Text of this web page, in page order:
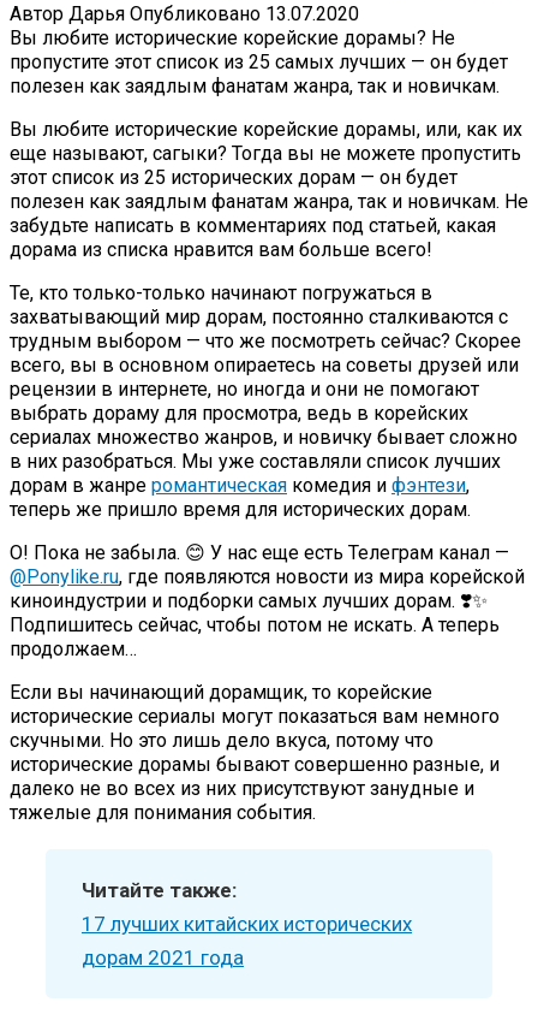
Автор Дарья Опубликовано 13.07.2020
Вы любите исторические корейские дорамы? Не
пропустите этот список из 25 самых лучших — он будет
полезен как заядлым фанатам жанра, так и новичкам.
Вы любите исторические корейские дорамы, или, как их
еще называют, сагыки? Тогда вы не можете пропустить
этот список из 25 исторических дорам — он будет
полезен как заядлым фанатам жанра, так и новичкам. Не
забудьте написать в комментариях под статьей, какая
дорама из списка нравится вам больше всего!
Те, кто только-только начинают погружаться в
захватывающий мир дорам, постоянно сталкиваются с
трудным выбором — что же посмотреть сейчас? Скорее
всего, вы в основном опираетесь на советы друзей или
рецензии в интернете, но иногда и они не помогают
выбрать дораму для просмотра, ведь в корейских
сериалах множество жанров, и новичку бывает сложно
в них разобраться. Мы уже составляли список лучших
дорам в жанре романтическая комедия и фэнтези,
теперь же пришло время для исторических дорам.
О! Пока не забыла. 😊 У нас еще есть Телеграм канал —
@Ponylike.ru, где появляются новости из мира корейской
киноиндустрии и подборки самых лучших дорам. ❣️✨
Подпишитесь сейчас, чтобы потом не искать. А теперь
продолжаем…
Если вы начинающий дорамщик, то корейские
исторические сериалы могут показаться вам немного
скучными. Но это лишь дело вкуса, потому что
исторические дорамы бывают совершенно разные, и
далеко не во всех из них присутствуют занудные и
тяжелые для понимания события.
Читайте также:
17 лучших китайских исторических
дорам 2021 года